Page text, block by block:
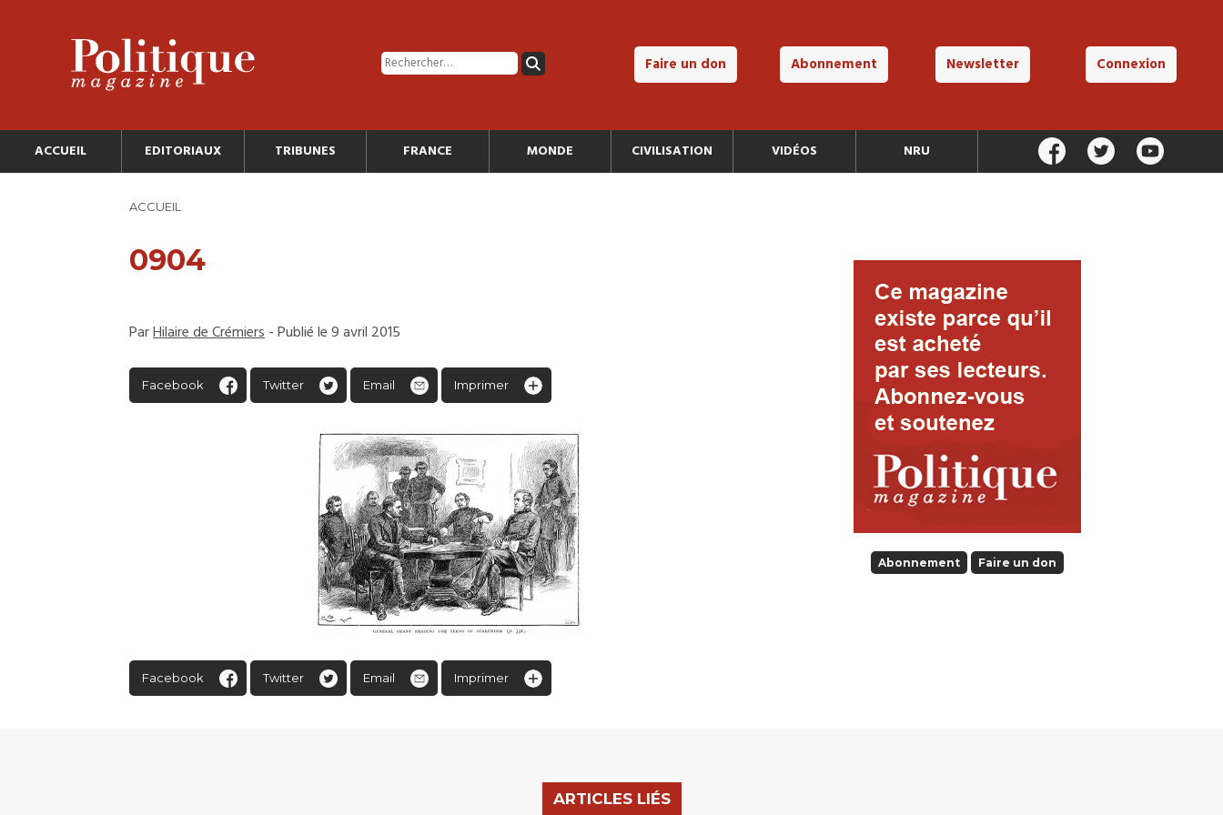
Faire un don Abonnement Newsletter Connexion
ACCUEIL EDITORIAUX TRIBUNES FRANCE MONDE CIVILISATION VIDÉOS NRU
ACCUEIL
0904
ParHilaire de Crémiers- Publié le 9 avril 2015
Facebook Twitter Email Imprimer
Facebook Twitter Email Imprimer
Abonnement Faire un don
ARTICLES LIÉS